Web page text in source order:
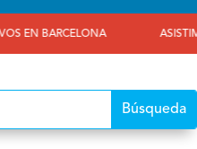
BARCELONA ASISTIMOS